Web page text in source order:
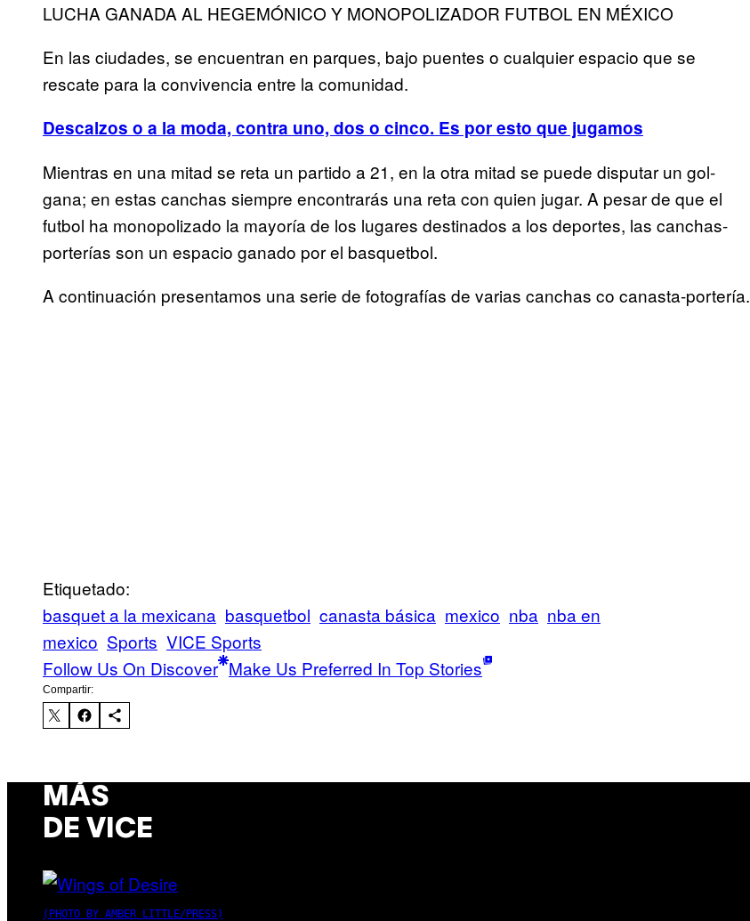
LUCHA GANADA AL HEGEMÓNICO Y MONOPOLIZADOR FUTBOL EN MÉXICO
En las ciudades, se encuentran en parques, bajo puentes o cualquier espacio que se
rescate para la convivencia entre la comunidad.
Descalzos o a la moda, contra uno, dos o cinco. Es por esto que jugamos
Mientras en una mitad se reta un partido a 21, en la otra mitad se puede disputar un gol-
gana; en estas canchas siempre encontrarás una reta con quien jugar. A pesar de que el
futbol ha monopolizado la mayoría de los lugares destinados a los deportes, las canchas-
porterías son un espacio ganado por el basquetbol.
A continuación presentamos una serie de fotografías de varias canchas co canasta-portería.
Etiquetado:
basquet a la mexicana basquetbol canasta básica mexico nba nba en
mexico Sports VICE Sports
Follow Us On Discover Make Us Preferred In Top Stories
Compartir:
MÁS
DE VICE
(PHOTO BY AMBER LITTLE/PRESS)